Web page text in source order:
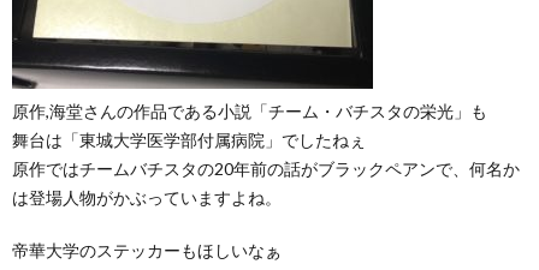
原作,海堂さんの作品である小説「チーム・バチスタの栄光」も
舞台は「東城大学医学部付属病院」でしたねぇ
原作ではチームバチスタの20年前の話がブラックペアンで、何名か
は登場人物がかぶっていますよね。
帝華大学のステッカーもほしいなぁ